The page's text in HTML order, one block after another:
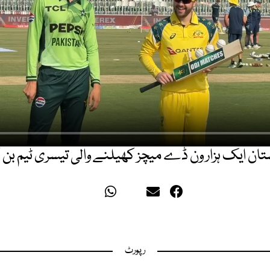
ایک ہزار ون ڈے میچز کھیلنے والی تیسری ٹیم
رپورٹ